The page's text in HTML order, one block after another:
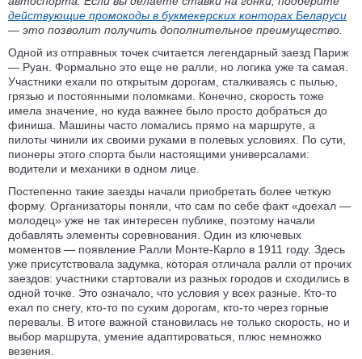
действующие промокоды в букмекерских конторах Беларуси
— это позволит получить дополнительное преимущество.
Одной из отправных точек считается легендарный заезд Париж
— Руан. Формально это еще не ралли, но логика уже та самая.
Участники ехали по открытым дорогам, сталкиваясь с пылью,
грязью и постоянными поломками. Конечно, скорость тоже
имела значение, но куда важнее было просто добраться до
финиша. Машины часто ломались прямо на маршруте, а
пилоты чинили их своими руками в полевых условиях. По сути,
пионеры этого спорта были настоящими универсалами:
водители и механики в одном лице.
Постепенно такие заезды начали приобретать более четкую
форму. Организаторы поняли, что сам по себе факт «доехал —
молодец» уже не так интересен публике, поэтому начали
добавлять элементы соревнования. Один из ключевых
моментов — появление Ралли Монте-Карло в 1911 году. Здесь
уже присутствовала задумка, которая отличала ралли от прочих
заездов: участники стартовали из разных городов и сходились в
одной точке. Это означало, что условия у всех разные. Кто-то
ехал по снегу, кто-то по сухим дорогам, кто-то через горные
перевалы. В итоге важной становилась не только скорость, но и
выбор маршрута, умение адаптироваться, плюс немножко
везения.